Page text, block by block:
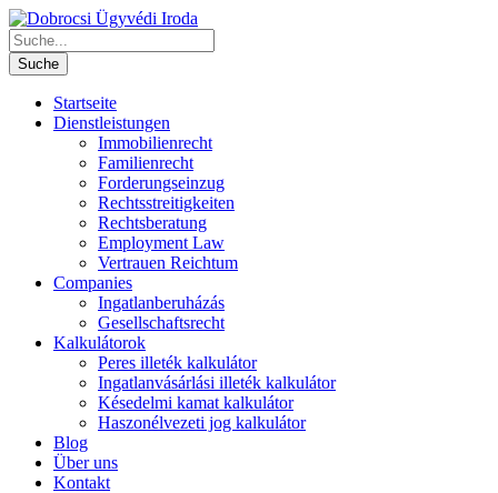
Startseite
Dienstleistungen
Immobilienrecht
Familienrecht
Forderungseinzug
Rechtsstreitigkeiten
Rechtsberatung
Employment Law
Vertrauen Reichtum
Companies
Ingatlanberuházás
Gesellschaftsrecht
Kalkulátorok
Peres illeték kalkulátor
Ingatlanvásárlási illeték kalkulátor
Késedelmi kamat kalkulátor
Haszonélvezeti jog kalkulátor
Blog
Über uns
Kontakt